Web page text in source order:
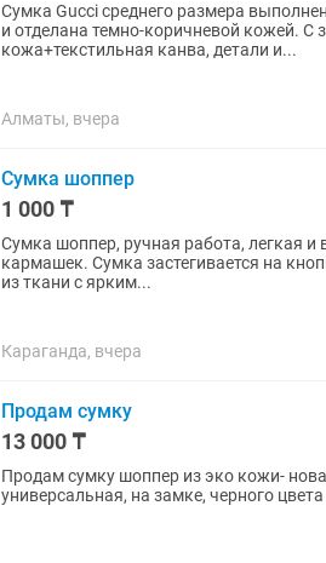
Сумка Gucci среднего размера
и отделана темно-коричневой кожей. С
кожа+текстильная канва, детали и...
Алматы, вчера
Сумка шоппер
1 000 ₸
Сумка шоппер, ручная работа, легкая и
кармашек. Сумка застегивается на
из ткани с ярким...
Караганда, вчера
Продам сумку
13 000 ₸
Продам сумку шоппер из эко кожи-
универсальная, на замке, черного цвета